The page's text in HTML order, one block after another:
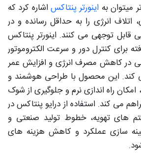
میتوان به اینورتر پنتاکساشاره کرد که
97 درصدی، اتلاف انرژی را به حداقل رسانده و در
توجهی می‌ کنند. اینورتر پنتاکس
برای کنترل دور و سرعت الکتروموتور
در کاهش مصرف انرژی و افزایش عمر
کند. این محصول با طراحی هوشمند و
راه‌ اندازی نرم و جلوگیری از شوک
می‌ کند. استفاده از درایو پنتاکس در
های تهویه، خطوط تولید صنعتی و
سازی عملکرد و کاهش هزینه‌ های